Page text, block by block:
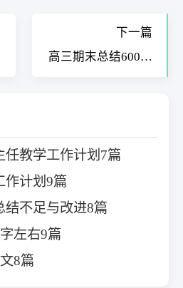
下一篇
高三期末总结600字
任教学工作计划7篇
作计划9篇
结不足与改进8篇
左右9篇
8篇